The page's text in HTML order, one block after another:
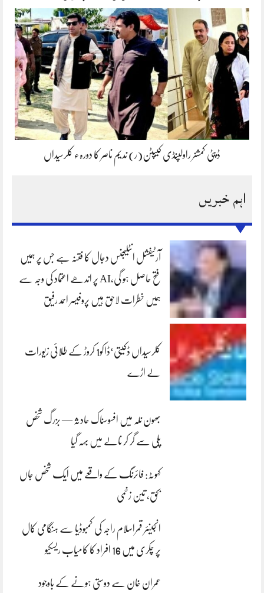
ڈپٹی کمشنر راولپنڈی کیپٹن(ر) ندیم ناصر کا دورہء کلرسیداں
اہم خبریں
آرٹیفشل انٹلیجنس دجال کا فتنہ ہے جس پر ہمیں
فتح حاصل ہو گی،AI پر اندھے اعتماد کی وجہ سے
ہمیں خطرات لاحق ہیں پروفیسر احمد رفیق
کلرسیداں ڈکیتی‘ڈاکو1 کروڑ کے طلائی زیورات
لے اڑے
بھون نلہ میں افسوسناک حادثہ — بزرگ شخص
پلی سے گر کر نالے میں بہہ گیا
کہوٹہ: فائرنگ کے واقعے میں ایک شخص جاں
بحق، تین زخمی
انجینئر قمراسلام راجہ کی کمبوڈیا سے ہنگامی کال
پر چکری میں 16 افراد کا کامیاب ریسکیو
عمران خان سے دوستی ہونے کے باوجود